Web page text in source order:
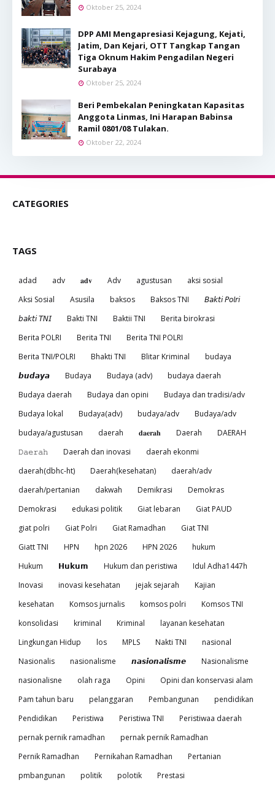
Oktober 25, 2024
DPP AMI Mengapresiasi Kejagung, Kejati,
Jatim, Dan Kejari, OTT Tangkap Tangan
Tiga Oknum Hakim Pengadilan Negeri
Surabaya
Oktober 25, 2024
Beri Pembekalan Peningkatan Kapasitas
Anggota Linmas, Ini Harapan Babinsa
Ramil 0801/08 Tulakan.
Oktober 22, 2024
CATEGORIES
TAGS
adad adv 𝐚𝐝𝐯 Adv agustusan
aksi sosial
Aksi Sosial
Asusila baksos Baksos TNI
𝘉𝘢𝘬𝘵𝘪 𝘗𝘰𝘭𝘳𝘪
𝘣𝘢𝘬𝘵𝘪 𝘛𝘕𝘐
Bakti TNI Baktii TNI
Berita birokrasi
Berita POLRI
Berita TNI
Berita TNI POLRI
Berita TNI/POLRI
Bhakti TNI Blitar Kriminal
budaya
𝙗𝙪𝙙𝙖𝙮𝙖
Budaya Budaya (adv)
budaya daerah
Budaya daerah
Budaya dan opini
Budaya dan tradisi/adv
Budaya lokal
Budaya(adv) budaya/adv
Budaya/adv
budaya/agustusan
daerah 𝐝𝐚𝐞𝐫𝐚𝐡 Daerah
DAERAH
𝙳𝚊𝚎𝚛𝚊𝚑
Daerah dan inovasi
daerah ekonmi
daerah(dbhc-ht)
Daerah(kesehatan)
daerah/adv
daerah/pertanian
dakwah Demikrasi
Demokras
Demokrasi
edukasi politik Giat lebaran
Giat PAUD
giat polri
Giat Polri Giat Ramadhan
Giat TNI
Giatt TNI
HPN hpn 2026 HPN 2026
hukum
Hukum
𝗛𝘂𝗸𝘂𝗺 Hukum dan peristiwa
Idul Adha1447h
Inovasi
inovasi kesehatan jejak sejarah
Kajian
kesehatan
Komsos jurnalis komsos polri
Komsos TNI
konsolidasi
kriminal Kriminal
layanan kesehatan
Lingkungan Hidup
los MPLS Nakti TNI
nasional
Nasionalis
nasionalisme 𝙣𝙖𝙨𝙞𝙤𝙣𝙖𝙡𝙞𝙨𝙢𝙚
Nasionalisme
nasionalisne
olah raga Opini
Opini dan konservasi alam
Pam tahun baru
pelanggaran Pembangunan
pendidikan
Pendidikan
Peristiwa Peristiwa TNI
Peristiwaa daerah
pernak pernik ramadhan
pernak pernik Ramadhan
Pernik Ramadhan
Pernikahan Ramadhan
Pertanian
pmbangunan
politik polotik Prestasi